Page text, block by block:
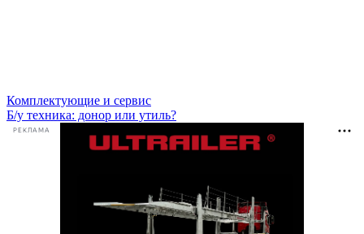
Комплектующие и сервис
Б/у техника: донор или утиль?
РЕКЛАМА